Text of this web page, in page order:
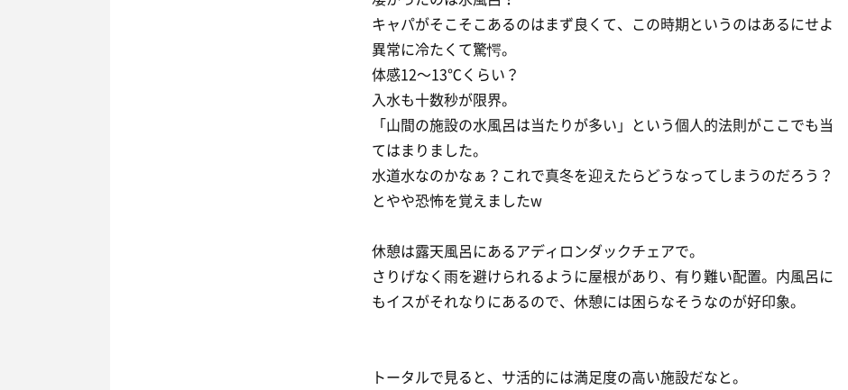
キャパがそこそこあるのはまず良くて、この時期というのはあるにせよ
異常に冷たくて驚愕。
体感12〜13℃くらい？
入水も十数秒が限界。
「山間の施設の水風呂は当たりが多い」という個人的法則がここでも当
てはまりました。
水道水なのかなぁ？これで真冬を迎えたらどうなってしまうのだろう？
とやや恐怖を覚えましたw
休憩は露天風呂にあるアディロンダックチェアで。
さりげなく雨を避けられるように屋根があり、有り難い配置。内風呂に
もイスがそれなりにあるので、休憩には困らなそうなのが好印象。
トータルで見ると、サ活的には満足度の高い施設だなと。